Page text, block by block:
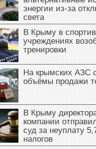
энергии из-за
света
В Крыму в
учреждениях
тренировки
На крымских АЗС
объёмы продажи
В Крыму
компании
суд за неуплату
налогов